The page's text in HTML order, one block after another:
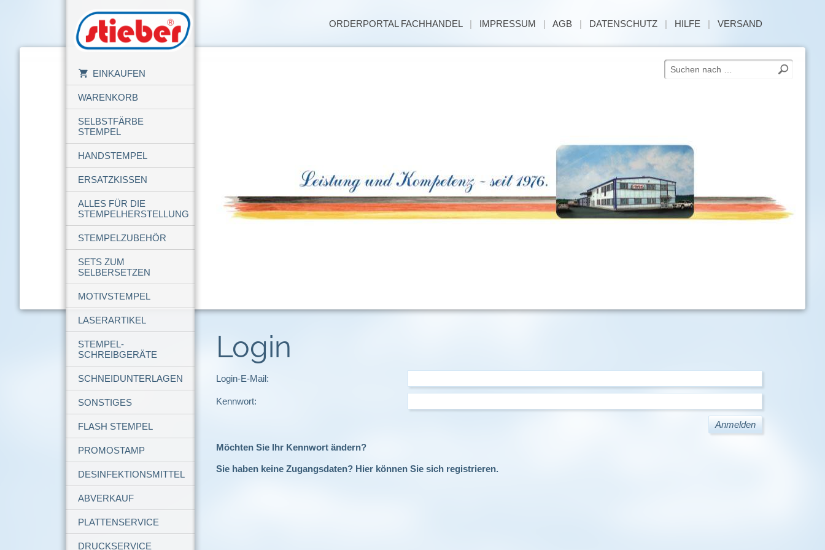
EINKAUFEN
WARENKORB
SELBSTFÄRBE
STEMPEL
HANDSTEMPEL
ERSATZKISSEN
ALLES FÜR DIE
STEMPELHERSTELLUNG
STEMPELZUBEHÖR
SETS ZUM
SELBERSETZEN
MOTIVSTEMPEL
LASERARTIKEL
STEMPEL-
SCHREIBGERÄTE
SCHNEIDUNTERLAGEN
SONSTIGES
FLASH STEMPEL
PROMOSTAMP
DESINFEKTIONSMITTEL
ABVERKAUF
PLATTENSERVICE
DRUCKSERVICE
ORDERPORTAL FACHHANDEL | IMPRESSUM | AGB | DATENSCHUTZ | HILFE | VERSAND
Login
Login-E-Mail:
Kennwort:
Möchten Sie Ihr Kennwort ändern?
Sie haben keine Zugangsdaten? Hier können Sie sich registrieren.